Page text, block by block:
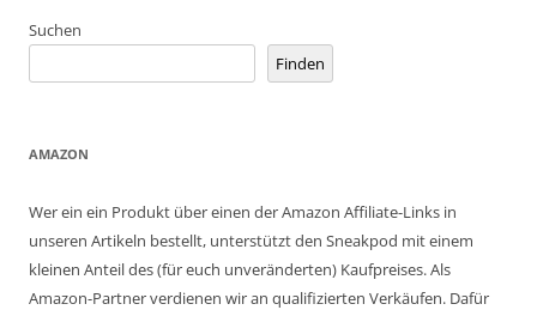
Suchen
Finden
AMAZON
Wer ein ein Produkt über einen der Amazon Affiliate-Links in
unseren Artikeln bestellt, unterstützt den Sneakpod mit einem
kleinen Anteil des (für euch unveränderten) Kaufpreises. Als
Amazon-Partner verdienen wir an qualifizierten Verkäufen. Dafür